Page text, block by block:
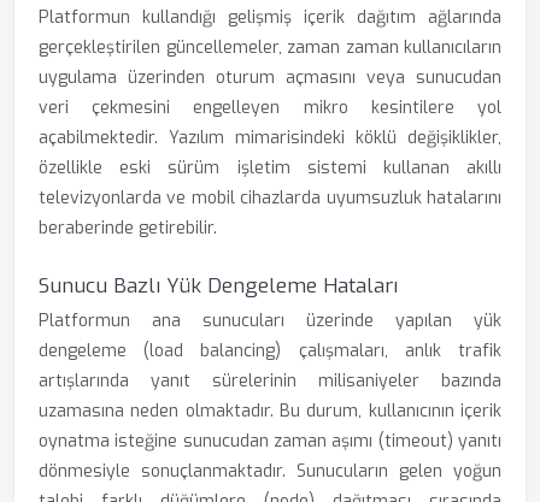
Platformun kullandığı gelişmiş içerik dağıtım ağlarında
gerçekleştirilen güncellemeler, zaman zaman kullanıcıların
uygulama üzerinden oturum açmasını veya sunucudan
veri çekmesini engelleyen mikro kesintilere yol
açabilmektedir. Yazılım mimarisindeki köklü değişiklikler,
özellikle eski sürüm işletim sistemi kullanan akıllı
televizyonlarda ve mobil cihazlarda uyumsuzluk hatalarını
beraberinde getirebilir.
Sunucu Bazlı Yük Dengeleme Hataları
Platformun ana sunucuları üzerinde yapılan yük
dengeleme (load balancing) çalışmaları, anlık trafik
artışlarında yanıt sürelerinin milisaniyeler bazında
uzamasına neden olmaktadır. Bu durum, kullanıcının içerik
oynatma isteğine sunucudan zaman aşımı (timeout) yanıtı
dönmesiyle sonuçlanmaktadır. Sunucuların gelen yoğun